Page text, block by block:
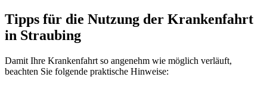
Tipps für die Nutzung der Krankenfahrt
in Straubing
Damit Ihre Krankenfahrt so angenehm wie möglich verläuft,
beachten Sie folgende praktische Hinweise: